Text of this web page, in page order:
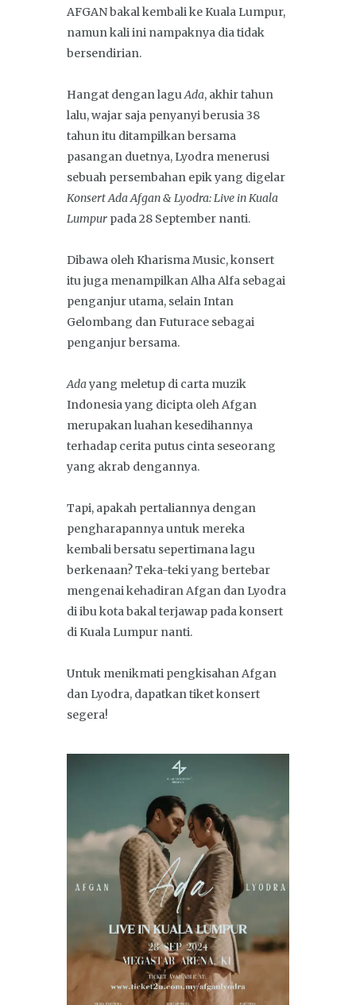
AFGAN bakal kembali ke Kuala Lumpur,
namun kali ini nampaknya dia tidak
bersendirian.
Hangat dengan laguAda, akhir tahun
lalu, wajar saja penyanyi berusia 38
tahun itu ditampilkan bersama
pasangan duetnya, Lyodra menerusi
sebuah persembahan epik yang digelar
Konsert Ada Afgan & Lyodra: Live in Kuala
Lumpur pada 28 September nanti.
Dibawa oleh Kharisma Music, konsert
itu juga menampilkan Alha Alfa sebagai
penganjur utama, selain Intan
Gelombang dan Futurace sebagai
penganjur bersama.
Adayang meletup di carta muzik
Indonesia yang dicipta oleh Afgan
merupakan luahan kesedihannya
terhadap cerita putus cinta seseorang
yang akrab dengannya.
Tapi, apakah pertaliannya dengan
pengharapannya untuk mereka
kembali bersatu sepertimana lagu
berkenaan? Teka-teki yang bertebar
mengenai kehadiran Afgan dan Lyodra
di ibu kota bakal terjawap pada konsert
di Kuala Lumpur nanti.
Untuk menikmati pengkisahan Afgan
dan Lyodra, dapatkan tiket konsert
segera!